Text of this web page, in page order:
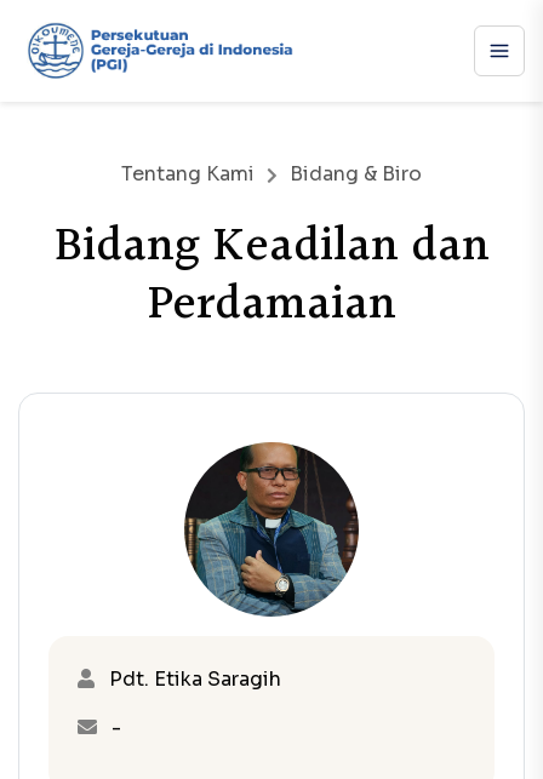
Tentang Kami Bidang & Biro
Bidang Keadilan dan
Perdamaian
Pdt. Etika Saragih
-